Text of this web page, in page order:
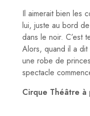
Il aimerait bien les
lui, juste au bord
dans le noir. C’est
Alors, quand il a
une robe de
spectacle
Cirque Théâtre à